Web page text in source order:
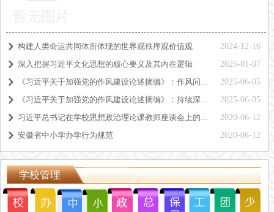
2024-12-16
낑 构建人类命运共同体所体现的世界观秩序观价值观
2025-01-07
낑 深入把握习近平文化思想的核心要义及其内在逻辑
2025-06-05
낑
《习近平关于加强党的作风建设论述摘编》：作风问题核心是党同人民群众的关系问题
2025-06-05
낑
《习近平关于加强党的作风建设论述摘编》：持续深化纠治“四风”
2020-06-12
낑
习近平总书记在学校思想政治理论课教师座谈会上的重要讲话精神
2020-06-12
낑 安徽省中小学办学行为规范
学校管理